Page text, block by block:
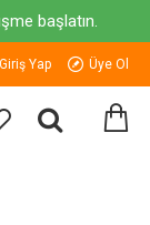
başlatın.
Giriş Yap Üye Ol